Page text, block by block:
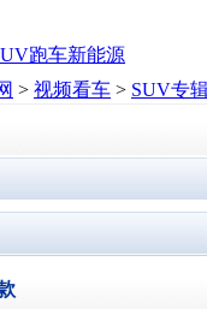
跑车新能源
> 视频看车 > SUV专